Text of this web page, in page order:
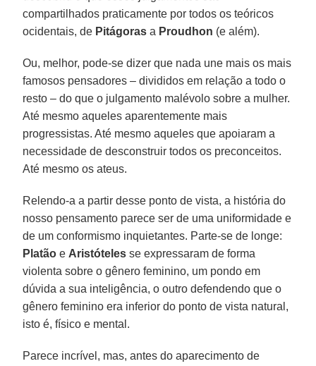
compartilhados praticamente por todos os teóricos
ocidentais, de Pitágoras a Proudhon (e além).
Ou, melhor, pode-se dizer que nada une mais os mais
famosos pensadores – divididos em relação a todo o
resto – do que o julgamento malévolo sobre a mulher.
Até mesmo aqueles aparentemente mais
progressistas. Até mesmo aqueles que apoiaram a
necessidade de desconstruir todos os preconceitos.
Até mesmo os ateus.
Relendo-a a partir desse ponto de vista, a história do
nosso pensamento parece ser de uma uniformidade e
de um conformismo inquietantes. Parte-se de longe:
Platão e Aristóteles se expressaram de forma
violenta sobre o gênero feminino, um pondo em
dúvida a sua inteligência, o outro defendendo que o
gênero feminino era inferior do ponto de vista natural,
isto é, físico e mental.
Parece incrível, mas, antes do aparecimento de